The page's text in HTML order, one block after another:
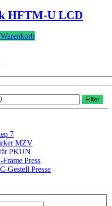
HFTM-U LCD
Filter
7
MZV
PKUN
Press
Gestell Presse